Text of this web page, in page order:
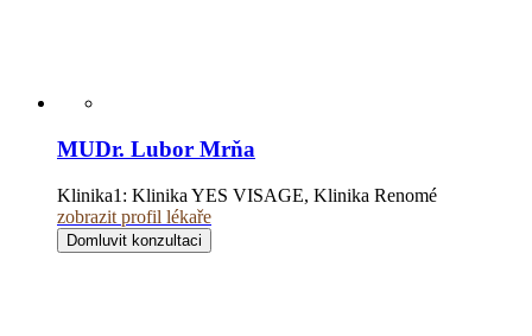
MUDr. Lubor Mrňa
Klinika1: Klinika YES VISAGE, Klinika Renomé
zobrazit profil lékaře
Domluvit konzultaci